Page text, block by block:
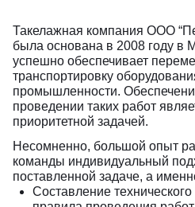
Такелажная компания ООО
была основана в 2008 году в
успешно обеспечивает
транспортировку
промышленности.
проведении таких работ
приоритетной задачей.
Несомненно, большой опыт
команды индивидуальный
поставленной задаче, а
Составление